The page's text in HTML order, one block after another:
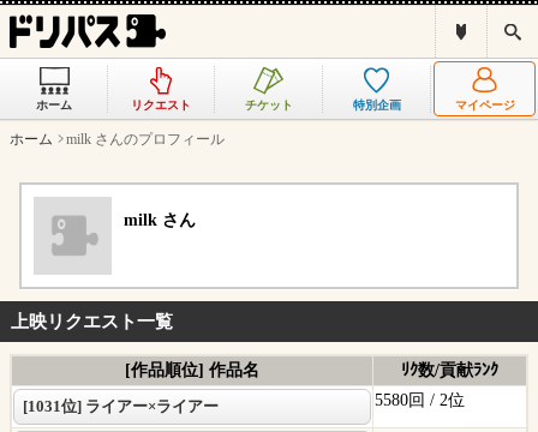
リ
ス
と
索
ホーム リクエスト チケット 特別企画 マイページ
ホーム milk さんのプロフィール
milk さん
上映リクエスト一覧
[作品順位] 作品名
ﾘｸ数/貢献ﾗﾝｸ
[1031位] ライアー×ライアー
5580回 / 2位